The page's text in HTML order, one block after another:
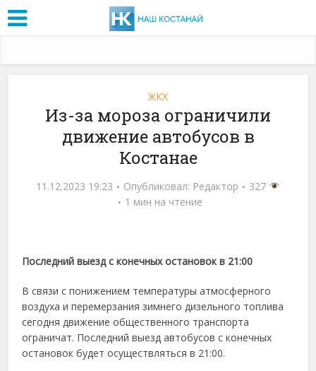
ЖКХ
Из-за мороза ограничили
движение автобусов в
Костанае
11.12.2023 19:23 Опубликовал: Редактор
327
1 мин на чтение
Последний выезд с конечных остановок в 21:00
В связи с понижением температуры атмосферного
воздуха и перемерзания зимнего дизельного топлива
сегодня движение общественного транспорта
ограничат. Последний выезд автобусов с конечных
остановок будет осуществляться в 21:00.